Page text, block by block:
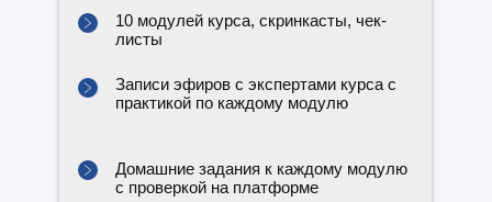
10 модулей курса, скринкасты, чек-
листы
Записи эфиров с экспертами курса с
практикой по каждому модулю
Домашние задания к каждому модулю
с проверкой на платформе